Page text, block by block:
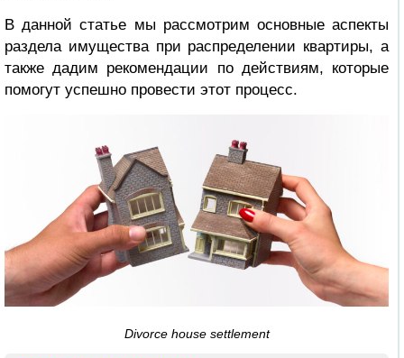
В данной статье мы рассмотрим основные аспекты
раздела имущества при распределении квартиры, а
также дадим рекомендации по действиям, которые
помогут успешно провести этот процесс.
Divorce house settlement